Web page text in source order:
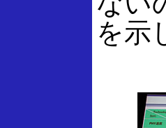
を示